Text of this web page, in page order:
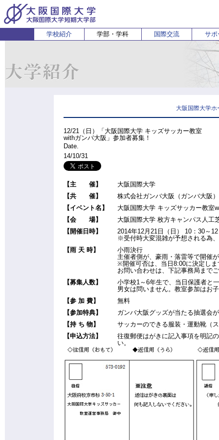
学校紹介 学部・学科
経営学科 国際
国際交流 サポ
卒業生
English
大阪国際大学ホ
12/21（日）「大阪国際大学 キッズサッカー教室
withガンバ大阪」参加者募集！
Date.
14/10/31
【主 催】
大阪国際大学
【共 催】
株式会社ガンバ大阪（ガンバ大阪）
【イベント名】
大阪国際大学 キッズサッカー教室
【会 場】
大阪国際大学 枚方キャンパス人工
【開催日時】
2014年12月21日（日） 10：30～
※受付時大変混雑が予想される為
【雨 天 時】
小雨決行
主催者側が、豪雨・落雷等で開催
※開催可否は、当日8:00に決定しま
お問い合わせは、下記事務局まで
【募集人数】
小学校1～6年生で、当日保護者と
男女は問いません。教室参加はお
【参 加 費】
無料
【参加特典】
ガンバ大阪グッズが当たる抽選会
【持 ち 物】
サッカーのできる服装・運動靴（
【申込方法】
往復郵便はがきに記入事項を明記
い。